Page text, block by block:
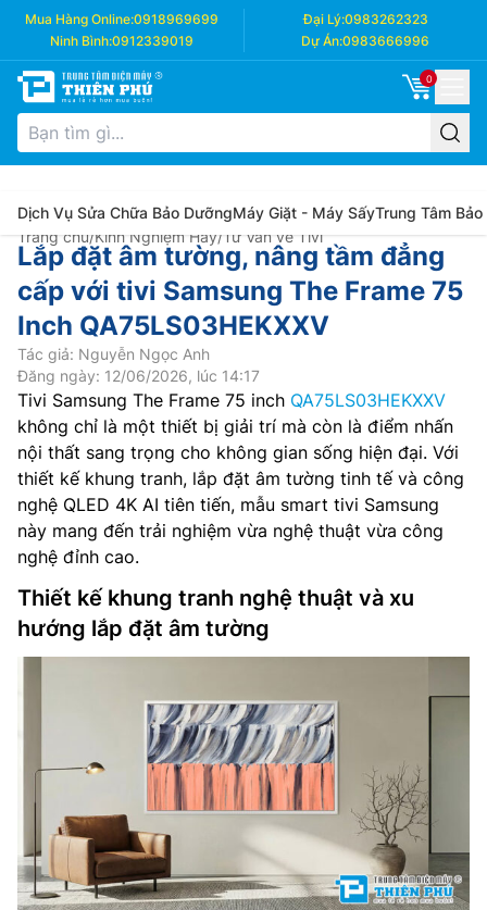
Mua Hàng Online:0918969699 Đại Lý:0983262323
Ninh Bình:0912339019 Dự Án:0983666996
0
Dịch Vụ Sửa Chữa Bảo DưỡngMáy Giặt - Máy SấyTrung Tâm Bảo
Trang chủ/Kinh Nghiệm Hay/Tư Vấn về Tivi
Lắp đặt âm tường, nâng tầm đẳng
cấp với tivi Samsung The Frame 75
Inch QA75LS03HEKXXV
Tác giả: Nguyễn Ngọc Anh
Đăng ngày: 12/06/2026, lúc 14:17
Tivi Samsung The Frame 75 inch QA75LS03HEKXXV
không chỉ là một thiết bị giải trí mà còn là điểm nhấn
nội thất sang trọng cho không gian sống hiện đại. Với
thiết kế khung tranh, lắp đặt âm tường tinh tế và công
nghệ QLED 4K AI tiên tiến, mẫu smart tivi Samsung
này mang đến trải nghiệm vừa nghệ thuật vừa công
nghệ đỉnh cao.
Thiết kế khung tranh nghệ thuật và xu
hướng lắp đặt âm tường